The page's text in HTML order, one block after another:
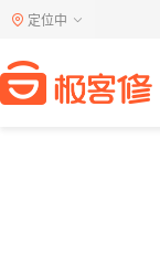
定位中